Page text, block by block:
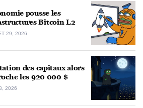
pousse les
Bitcoin L2
29, 2026
des capitaux alors
les 920 000 $
2026